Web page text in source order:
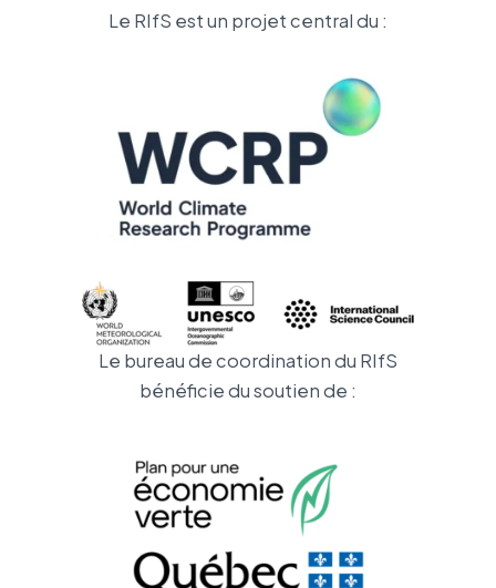
Le RIfS est un projet central du :
Le bureau de coordination du RIfS
bénéficie du soutien de :